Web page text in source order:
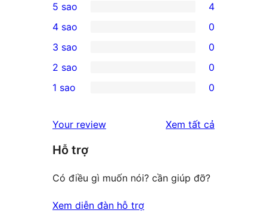
4
5-
star
reviews
5 sao 4
4-
star
reviews
4 sao 0
0
3-
star
3 sao 0
2-
reviews
2 sao 0
star
reviews
1 sao 0
Your review Xem tất cả
Hỗ trợ
Có điều gì muốn nói? cần giúp đỡ?
Xem diễn đàn hỗ trợ